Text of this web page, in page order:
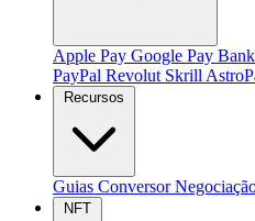
Apple Pay Google Pay
PayPal Revolut Skrill
Recursos
Guias Conversor
NFT